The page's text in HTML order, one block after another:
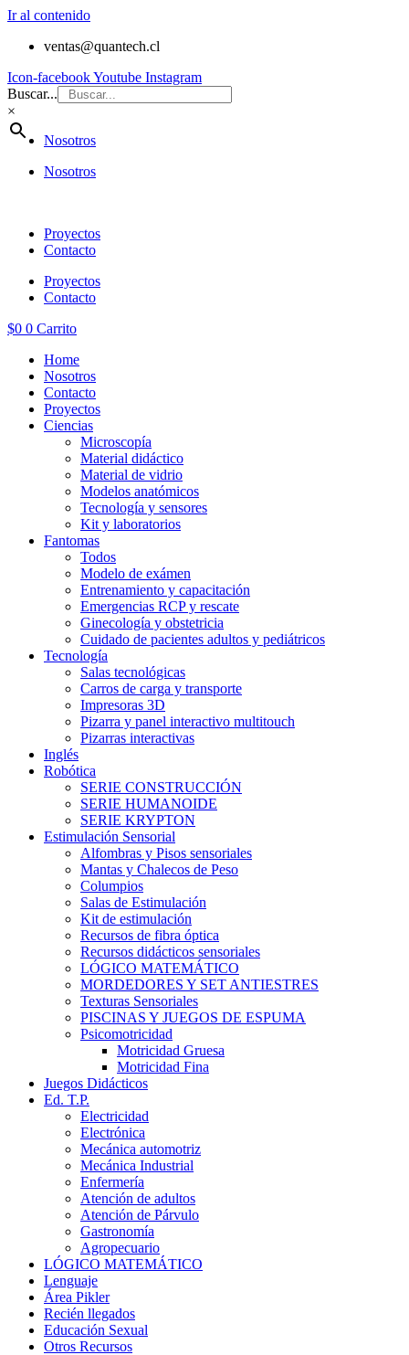
Ir al contenido
ventas@quantech.cl
Icon-facebookYoutube Instagram
Buscar...
×
Nosotros
Nosotros
Proyectos
Contacto
Proyectos
Contacto
$0 0 Carrito
Home
Nosotros
Contacto
Proyectos
Ciencias
Microscopía
Material didáctico
Material de vidrio
Modelos anatómicos
Tecnología y sensores
Kit y laboratorios
Fantomas
Todos
Modelo de exámen
Entrenamiento y capacitación
Emergencias RCP y rescate
Ginecología y obstetricia
Cuidado de pacientes adultos y pediátricos
Tecnología
Salas tecnológicas
Carros de carga y transporte
Impresoras 3D
Pizarra y panel interactivo multitouch
Pizarras interactivas
Inglés
Robótica
SERIE CONSTRUCCIÓN
SERIE HUMANOIDE
SERIE KRYPTON
Estimulación Sensorial
Alfombras y Pisos sensoriales
Mantas y Chalecos de Peso
Columpios
Salas de Estimulación
Kit de estimulación
Recursos de fibra óptica
Recursos didácticos sensoriales
LÓGICO MATEMÁTICO
MORDEDORES Y SET ANTIESTRES
Texturas Sensoriales
PISCINAS Y JUEGOS DE ESPUMA
Psicomotricidad
Motricidad Gruesa
Motricidad Fina
Juegos Didácticos
Ed. T.P.
Electricidad
Electrónica
Mecánica automotriz
Mecánica Industrial
Enfermería
Atención de adultos
Atención de Párvulo
Gastronomía
Agropecuario
LÓGICO MATEMÁTICO
Lenguaje
Área Pikler
Recién llegados
Educación Sexual
Otros Recursos